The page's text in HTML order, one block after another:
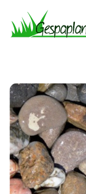
Skip to main